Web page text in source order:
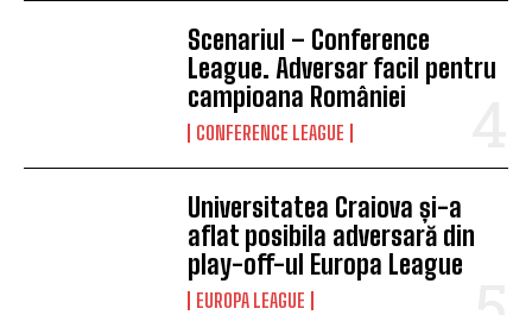
Scenariul – Conference
League. Adversar facil pentru
campioana României
CONFERENCE LEAGUE
Universitatea Craiova și-a
aflat posibila adversară din
play-off-ul Europa League
EUROPA LEAGUE